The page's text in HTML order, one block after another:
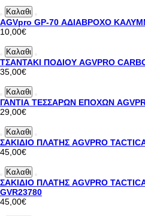
Καλαθι
AGVpro GP-70 ΑΔΙΑΒΡΟΧΟ
10,00€
Καλαθι
ΤΣΑΝΤΑΚΙ ΠΟΔΙΟΥ AGVPRO
35,00€
Καλαθι
ΓΑΝΤΙΑ ΤΕΣΣΑΡΩΝ ΕΠΟΧΩΝ
29,00€
Καλαθι
ΣΑΚΙΔΙΟ ΠΛΑΤΗΣ AGVPRO
45,00€
Καλαθι
ΣΑΚΙΔΙΟ ΠΛΑΤΗΣ AGVPRO
GVR23780
45,00€